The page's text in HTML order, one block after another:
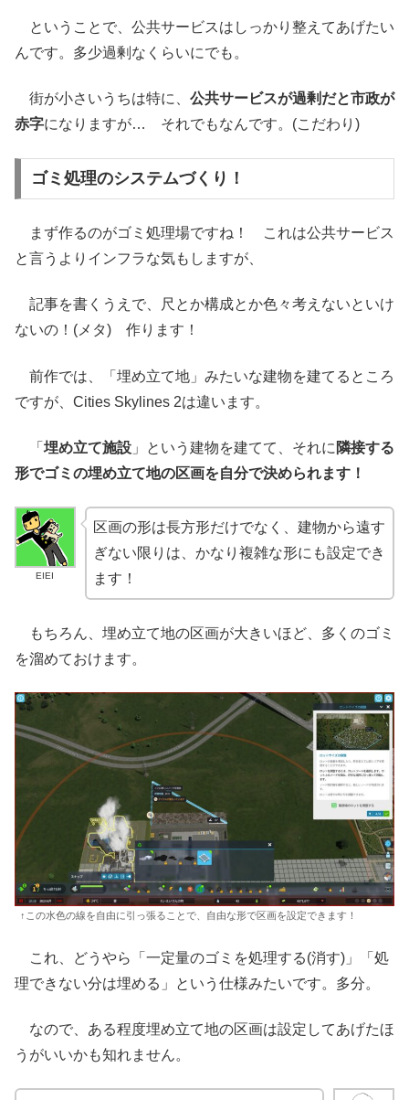
ということで、公共サービスはしっかり整えてあげたい
んです。多少過剰なくらいにでも。
街が小さいうちは特に、 公共サービスが過剰だと市政が
赤字になりますが… それでもなんです。(こだわり)
ゴミ処理のシステムづくり！
まず作るのがゴミ処理場ですね！ これは公共サービス
と言うよりインフラな気もしますが、
記事を書くうえで、尺とか構成とか色々考えないといけ
ないの！(メタ) 作ります！
前作では、「埋め立て地」みたいな建物を建てるところ
ですが、Cities Skylines 2は違います。
「 埋め立て施設 」という建物を建てて、それに 隣接する
形でゴミの埋め立て地の区画を自分で決められます！
EIEI
区画の形は長方形だけでなく、建物から遠す
ぎない限りは、かなり複雑な形にも設定でき
ます！
もちろん、埋め立て地の区画が大きいほど、多くのゴミ
を溜めておけます。
↑この水色の線を自由に引っ張ることで、自由な形で区画を設定できます！
これ、どうやら「一定量のゴミを処理する(消す)」「処
理できない分は埋める」という仕様みたいです。多分。
なので、ある程度埋め立て地の区画は設定してあげたほ
うがいいかも知れません。